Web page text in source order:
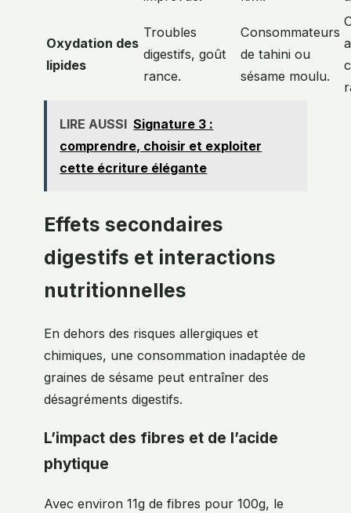
Oxydation des
lipides
Troubles
digestifs, goût
rance.
Consommateurs
de tahini ou
sésame moulu.
LIRE AUSSI Signature 3 :
comprendre, choisir et exploiter
cette écriture élégante
Effets secondaires
digestifs et interactions
nutritionnelles
En dehors des risques allergiques et
chimiques, une consommation inadaptée de
graines de sésame peut entraîner des
désagréments digestifs.
L’impact des fibres et de l’acide
phytique
Avec environ 11g de fibres pour 100g, le